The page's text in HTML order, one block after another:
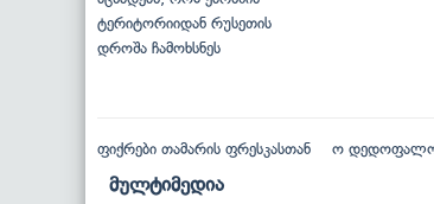
ტერიტორიიდან რუსეთის
დროშა ჩამოხსნეს
ფიქრები თამარის ფრესკასთან ო
მულტიმედია